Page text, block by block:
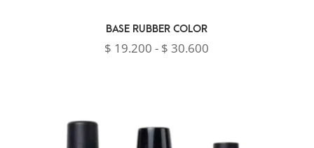
BASE RUBBER COLOR
$ 19.200 - $ 30.600
hasta